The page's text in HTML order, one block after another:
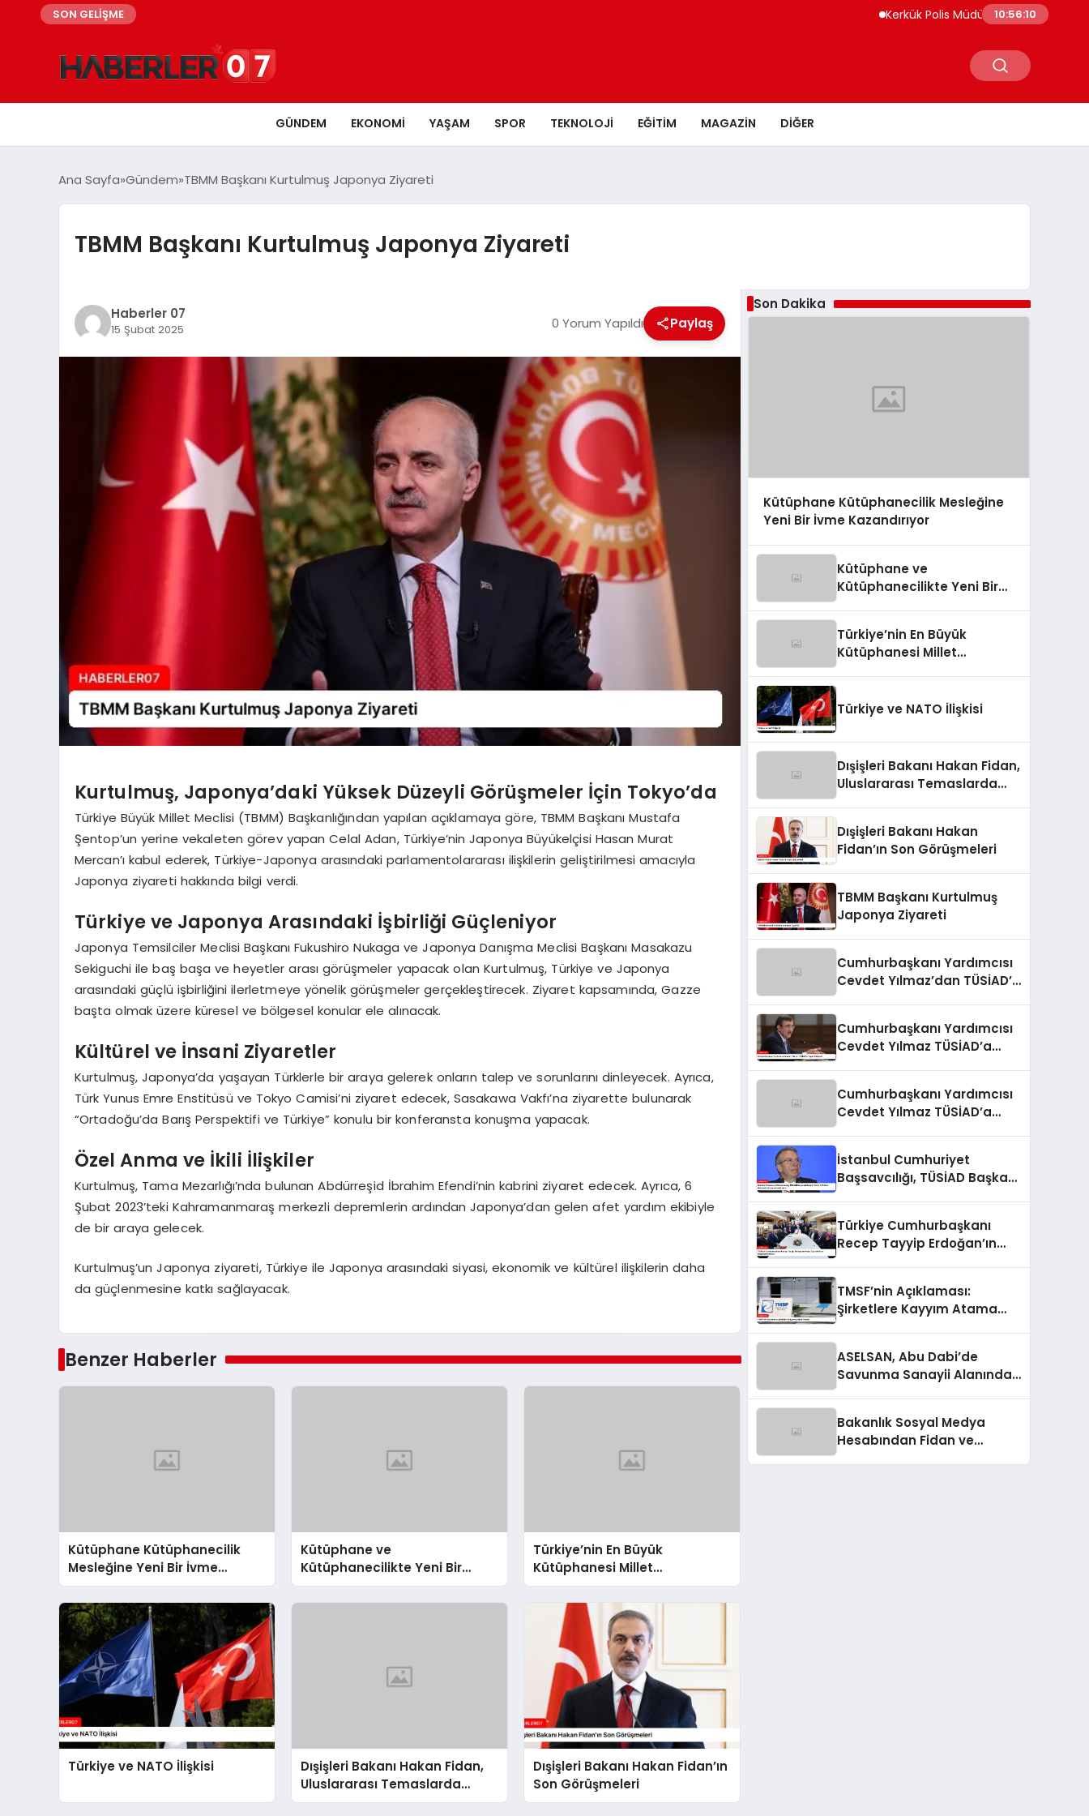
SON GELİŞME Kerkük Polis Müdürlüğü 12 Bin Ruhsatsız
10:56:11
GÜNDEM EKONOMI YAŞAM SPOR TEKNOLOJI EĞITIM MAGAZIN DIĞER
Ana Sayfa Gündem TBMM Başkanı Kurtulmuş Japonya Ziyareti
TBMM Başkanı Kurtulmuş Japonya Ziyareti
Haberler 07
15 Şubat 2025 0 Yorum Yapıldı Paylaş
Kurtulmuş, Japonya’daki Yüksek Düzeyli Görüşmeler İçin Tokyo’da
Türkiye Büyük Millet Meclisi (TBMM) Başkanlığından yapılan açıklamaya göre, TBMM Başkanı Mustafa
Şentop’un yerine vekaleten görev yapan Celal Adan, Türkiye’nin Japonya Büyükelçisi Hasan Murat
Mercan’ı kabul ederek, Türkiye-Japonya arasındaki parlamentolararası ilişkilerin geliştirilmesi amacıyla
Japonya ziyareti hakkında bilgi verdi.
Türkiye ve Japonya Arasındaki İşbirliği Güçleniyor
Japonya Temsilciler Meclisi Başkanı Fukushiro Nukaga ve Japonya Danışma Meclisi Başkanı Masakazu
Sekiguchi ile baş başa ve heyetler arası görüşmeler yapacak olan Kurtulmuş, Türkiye ve Japonya
arasındaki güçlü işbirliğini ilerletmeye yönelik görüşmeler gerçekleştirecek. Ziyaret kapsamında, Gazze
başta olmak üzere küresel ve bölgesel konular ele alınacak.
Kültürel ve İnsani Ziyaretler
Kurtulmuş, Japonya’da yaşayan Türklerle bir araya gelerek onların talep ve sorunlarını dinleyecek. Ayrıca,
Türk Yunus Emre Enstitüsü ve Tokyo Camisi’ni ziyaret edecek, Sasakawa Vakfı’na ziyarette bulunarak
“Ortadoğu’da Barış Perspektifi ve Türkiye” konulu bir konferansta konuşma yapacak.
Özel Anma ve İkili İlişkiler
Kurtulmuş, Tama Mezarlığı’nda bulunan Abdürreşid İbrahim Efendi’nin kabrini ziyaret edecek. Ayrıca, 6
Şubat 2023’teki Kahramanmaraş merkezli depremlerin ardından Japonya’dan gelen afet yardım ekibiyle
de bir araya gelecek.
Kurtulmuş’un Japonya ziyareti, Türkiye ile Japonya arasındaki siyasi, ekonomik ve kültürel ilişkilerin daha
da güçlenmesine katkı sağlayacak.
Benzer Haberler
Kütüphane Kütüphanecilik
Mesleğine Yeni Bir İvme
Kazandırıyor
Kütüphane ve
Kütüphanecilikte Yeni Bir
İvme: Millet Kütüphanesi
Türkiye’nin En Büyük
Kütüphanesi Millet
Kütüphanesi
Türkiye ve NATO İlişkisi
Dışişleri Bakanı Hakan Fidan,
Uluslararası Temaslarda
Bulundu
Dışişleri Bakanı Hakan Fidan’ın
Son Görüşmeleri
Son Dakika
Kütüphane Kütüphanecilik Mesleğine
Yeni Bir İvme Kazandırıyor
Kütüphane ve
Kütüphanecilikte Yeni Bir
Türkiye’nin En Büyük
Kütüphanesi Millet
Türkiye ve NATO İlişkisi
Dışişleri Bakanı Hakan Fidan,
Uluslararası Temaslarda
Dışişleri Bakanı Hakan
Fidan’ın Son Görüşmeleri
TBMM Başkanı Kurtulmuş
Japonya Ziyareti
Cumhurbaşkanı Yardımcısı
Cevdet Yılmaz’dan TÜSİAD’a
Cumhurbaşkanı Yardımcısı
Cevdet Yılmaz TÜSİAD’a
Cumhurbaşkanı Yardımcısı
Cevdet Yılmaz TÜSİAD’a
İstanbul Cumhuriyet
Başsavcılığı, TÜSİAD Başkanı
Başlattı
Türkiye Cumhurbaşkanı
Recep Tayyip Erdoğan’ın
TMSF’nin Açıklaması:
Şirketlere Kayyım Atama
ASELSAN, Abu Dabi’de
Savunma Sanayii Alanında
Bakanlık Sosyal Medya
Hesabından Fidan ve